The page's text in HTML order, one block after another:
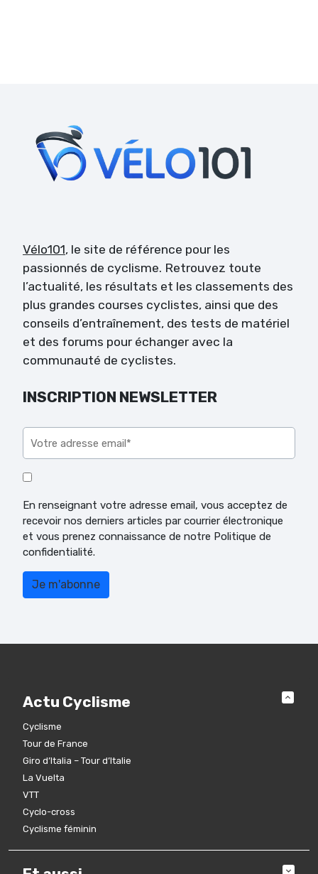
Vélo101, le site de référence pour les
passionnés de cyclisme. Retrouvez toute
l’actualité, les résultats et les classements des
plus grandes courses cyclistes, ainsi que des
conseils d’entraînement, des tests de matériel
et des forums pour échanger avec la
communauté de cyclistes.
INSCRIPTION NEWSLETTER
En renseignant votre adresse email, vous acceptez de
recevoir nos derniers articles par courrier électronique
et vous prenez connaissance de notre Politique de
confidentialité.
Actu Cyclisme
Cyclisme
Tour de France
Giro d’Italia – Tour d’Italie
La Vuelta
VTT
Cyclo-cross
Cyclisme féminin